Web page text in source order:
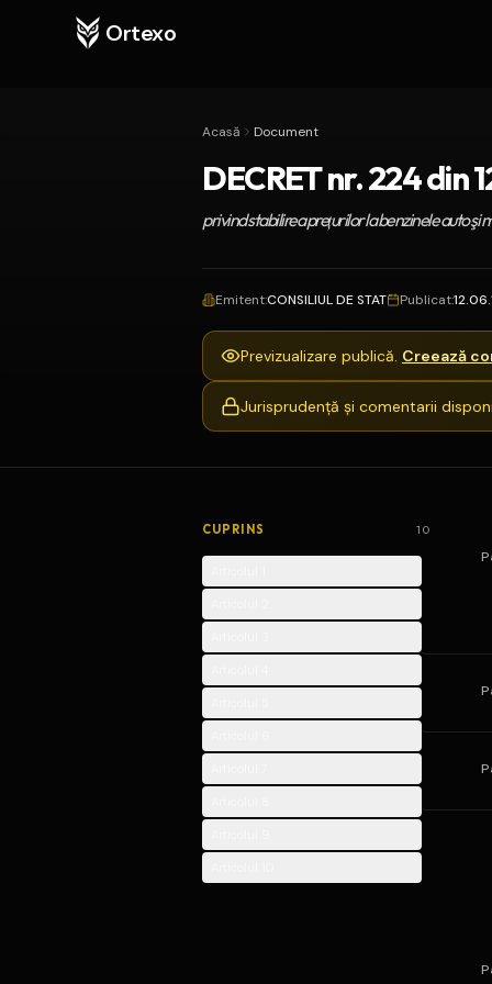
Ortexo
Acasă Document
DECRET nr. 224 din
privind stabilirea preţurilor la benzinele auto şi
Emitent:CONSILIUL DE STAT Publicat:
Previzualizare publică. Creează
Jurisprudență și comentarii
CUPRINS 10